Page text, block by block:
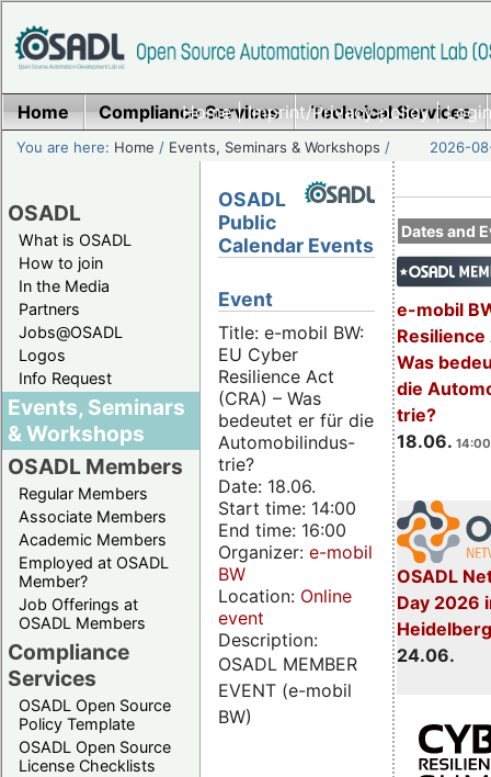
Home|Imprint/Privacy policy|
Home Compliance Services Technical Services
You are here: Home / Events, Seminars & Workshops / 2026-
OSADL
What is OSADL
How to join
In the Media
Partners
Jobs@OSADL
Logos
Info Request
Events, Seminars
& Workshops
OSADL Members
Regular Members
Associate Members
Academic Members
Employed at OSADL
Member?
Job Offerings at
OSADL Members
Compliance
Services
OSADL Open Source
Policy Template
OSADL Open Source
License Checklists
Dates and
e-mobil
Resilience
Was
die
trie?
18.06.
OSADL
Day 2026
24.06.
OSADL
Public
Calendar Events
Event
Title: e-mobil BW:
EU Cyber
Resilience Act
(CRA) – Was
bedeutet er für die
Automobilindus-
trie?
Date: 18.06.
Start time: 14:00
End time: 16:00
Organizer: e-mobil
BW
Location: Online
event
Description:
OSADL MEMBER
EVENT (e-mobil
BW)